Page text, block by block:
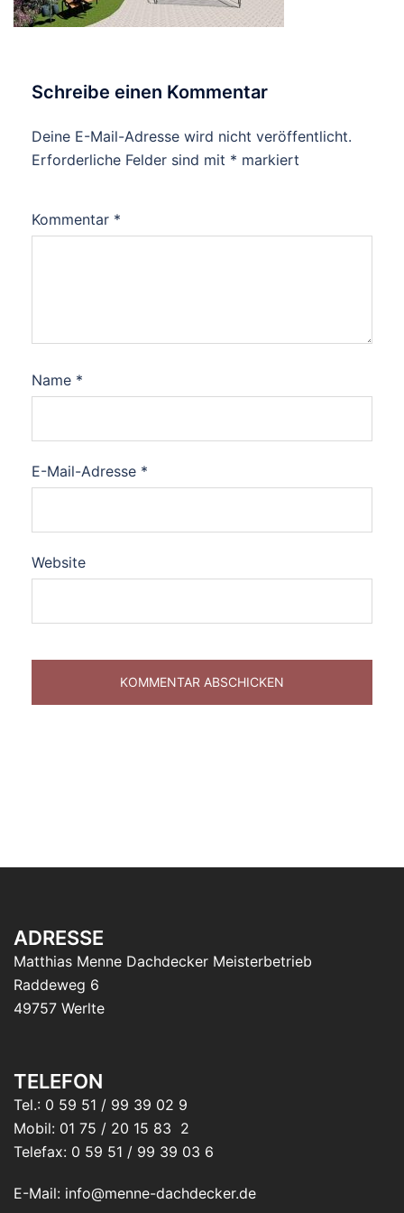
Schreibe einen Kommentar
Deine E-Mail-Adresse wird nicht veröffentlicht.
Erforderliche Felder sind mit * markiert
Kommentar *
Name *
E-Mail-Adresse *
Website
ADRESSE
Matthias Menne Dachdecker Meisterbetrieb
Raddeweg 6
49757 Werlte
TELEFON
Tel.: 0 59 51 / 99 39 02 9
Mobil: 01 75 / 20 15 83 2
Telefax: 0 59 51 / 99 39 03 6
E-Mail: info@menne-dachdecker.de